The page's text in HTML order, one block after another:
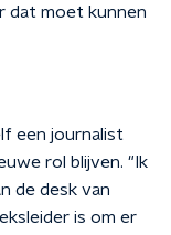
dat moet kunnen
een journalist
rol blijven. "Ik
de desk van
is om er